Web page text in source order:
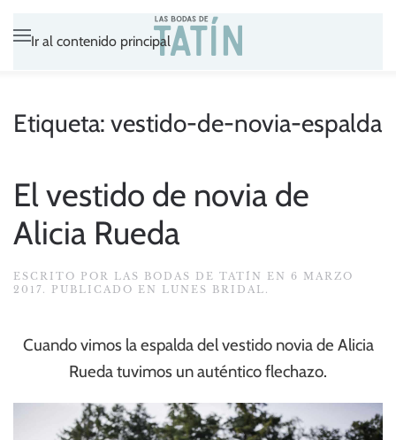
Ir al contenido principal
Etiqueta: vestido-de-novia-espalda
El vestido de novia de
Alicia Rueda
ESCRITO POR LAS BODAS DE TATÍN EN 6 MARZO
2017. PUBLICADO EN LUNES BRIDAL .
Cuando vimos la espalda del vestido novia de Alicia
Rueda tuvimos un auténtico flechazo.